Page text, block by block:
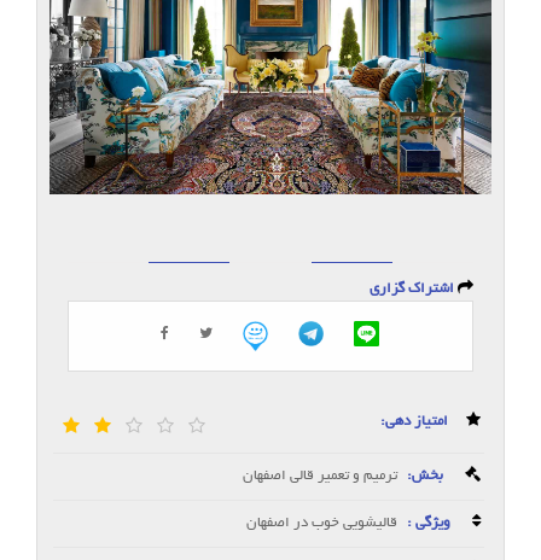
اشتراک گزاری
امتیاز دهی:
بخش: ترمیم و تعمیر قالی اصفهان
ویژگی : قالیشویی خوب در اصفهان